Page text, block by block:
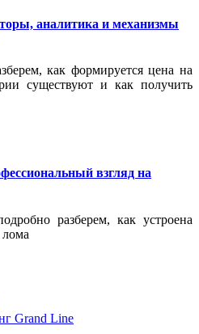
аналитика и механизмы
как формируется цена на
существуют и как получить
взгляд на
разберем, как устроена
Grand Line